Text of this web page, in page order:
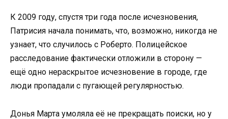
К 2009 году, спустя три года после исчезновения,
Патрисия начала понимать, что, возможно, никогда не
узнает, что случилось с Роберто. Полицейское
расследование фактически отложили в сторону —
ещё одно нераскрытое исчезновение в городе, где
люди пропадали с пугающей регулярностью.
Донья Марта умоляла её не прекращать поиски, но у